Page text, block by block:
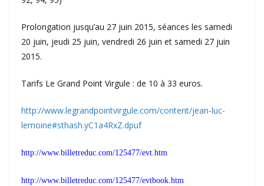
Prolongation jusqu’au 27 juin 2015, séances les samedi
20 juin, jeudi 25 juin, vendredi 26 juin et samedi 27 juin
2015.
Tarifs Le Grand Point Virgule : de 10 à 33 euros.
http://www.legrandpointvirgule.com/content/jean-luc-
lemoine#sthash.yC1a4RxZ.dpuf
http://www.billetreduc.com/125477/evt.htm
http://www.billetreduc.com/125477/evtbook.htm